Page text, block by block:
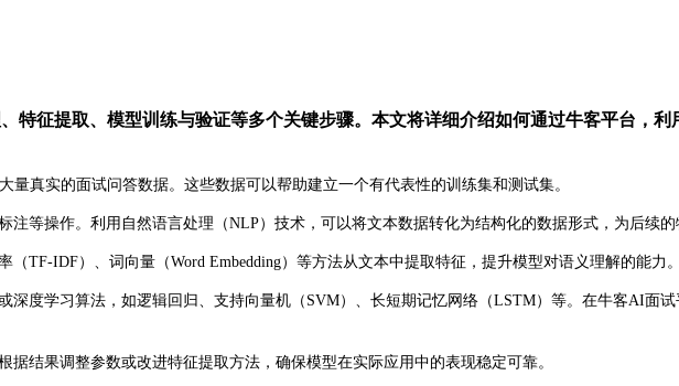
特征提取、模型训练与验证等多个关键步骤。本文将详细介绍如何通过牛客平台，
真实的面试问答数据。这些数据可以帮助建立一个有代表性的训练集和测试集。
等操作。利用自然语言处理（NLP）技术，可以将文本数据转化为结构化的数据形式，为后续的
TF-IDF）、词向量（Word Embedding）等方法从文本中提取特征，提升模型对语义理解的能力。
深度学习算法，如逻辑回归、支持向量机（SVM）、长短期记忆网络（LSTM）等。在牛客AI面
结果调整参数或改进特征提取方法，确保模型在实际应用中的表现稳定可靠。